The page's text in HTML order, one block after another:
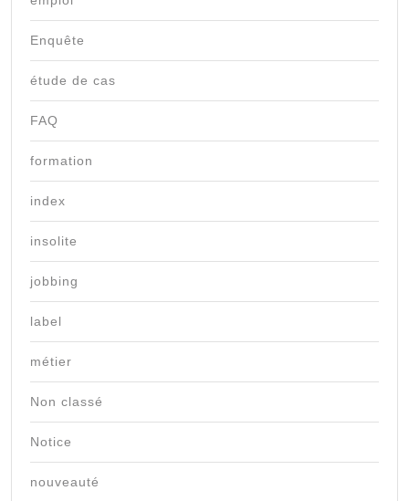
Enquête
étude de cas
FAQ
formation
index
insolite
jobbing
label
métier
Non classé
Notice
nouveauté